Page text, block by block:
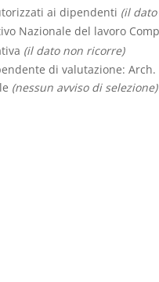
ai dipendenti (il
Nazionale del lavoro
(il dato non ricorre)
di valutazione:
(nessun avviso di selezione)